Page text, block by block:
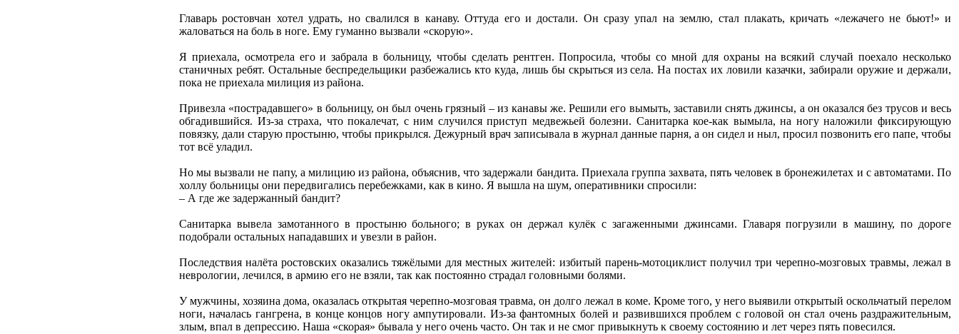
Главарь ростовчан хотел удрать, но свалился в канаву. Оттуда его и достали. Он сразу упал на землю, стал плакать, кричать «лежачего не бьют!» и
жаловаться на боль в ноге. Ему гуманно вызвали «скорую».
Я приехала, осмотрела его и забрала в больницу, чтобы сделать рентген. Попросила, чтобы со мной для охраны на всякий случай поехало несколько
станичных ребят. Остальные беспредельщики разбежались кто куда, лишь бы скрыться из села. На постах их ловили казачки, забирали оружие и держали,
пока не приехала милиция из района.
Привезла «пострадавшего» в больницу, он был очень грязный – из канавы же. Решили его вымыть, заставили снять джинсы, а он оказался без трусов и весь
обгадившийся. Из-за страха, что покалечат, с ним случился приступ медвежьей болезни. Санитарка кое-как вымыла, на ногу наложили фиксирующую
повязку, дали старую простыню, чтобы прикрылся. Дежурный врач записывала в журнал данные парня, а он сидел и ныл, просил позвонить его папе, чтобы
тот всё уладил.
Но мы вызвали не папу, а милицию из района, объяснив, что задержали бандита. Приехала группа захвата, пять человек в бронежилетах и с автоматами. По
холлу больницы они передвигались перебежками, как в кино. Я вышла на шум, оперативники спросили:
– А где же задержанный бандит?
Санитарка вывела замотанного в простыню больного; в руках он держал кулёк с загаженными джинсами. Главаря погрузили в машину, по дороге
подобрали остальных нападавших и увезли в район.
Последствия налёта ростовских оказались тяжёлыми для местных жителей: избитый парень-мотоциклист получил три черепно-мозговых травмы, лежал в
неврологии, лечился, в армию его не взяли, так как постоянно страдал головными болями.
У мужчины, хозяина дома, оказалась открытая черепно-мозговая травма, он долго лежал в коме. Кроме того, у него выявили открытый оскольчатый перелом
ноги, началась гангрена, в конце концов ногу ампутировали. Из-за фантомных болей и развившихся проблем с головой он стал очень раздражительным,
злым, впал в депрессию. Наша «скорая» бывала у него очень часто. Он так и не смог привыкнуть к своему состоянию и лет через пять повесился.